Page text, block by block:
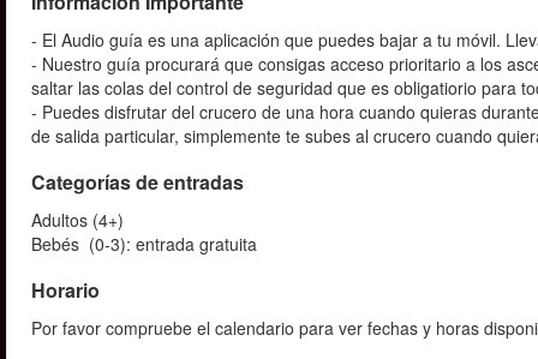
- El Audio guía es una aplicación que puedes bajar a tu móvil.
- Nuestro guía procurará que consigas acceso prioritario a los
saltar las colas del control de seguridad que es obligatiorio para
- Puedes disfrutar del crucero de una hora cuando quieras
de salida particular, simplemente te subes al crucero cuando
Categorías de entradas
Adultos (4+)
Bebés (0-3): entrada gratuita
Horario
Por favor compruebe el calendario para ver fechas y horas